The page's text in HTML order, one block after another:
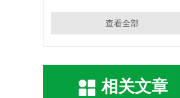
查看全部
相关文章